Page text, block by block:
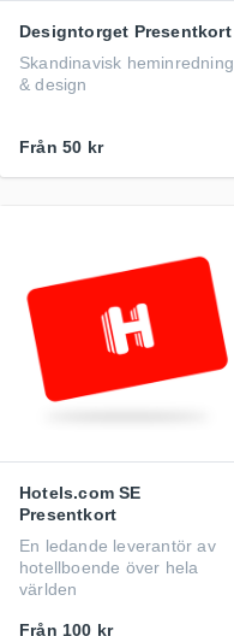
Designtorget Presentkort
Skandinavisk heminredning
& design
Från 50 kr
Hotels.com SE
Presentkort
En ledande leverantör av
hotellboende över hela
världen
Från 100 kr